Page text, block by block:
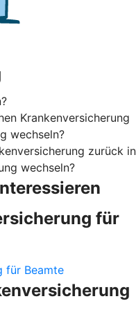
Krankenversicherung
wechseln?
zurück in
wechseln?
für
für Beamte